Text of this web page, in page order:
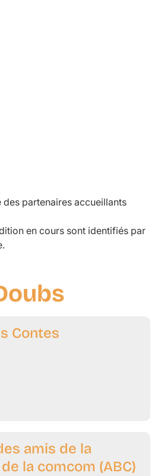
partenaires accueillants
en cours sont identifiés par
Contes
amis de la
la comcom (ABC)